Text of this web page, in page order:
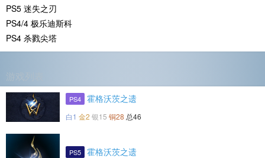
PS5 迷失之刃
PS4/4 极乐迪斯科
PS4 杀戮尖塔
PS4 霍格沃茨之遗
白1 金2 银15 铜28 总46
PS5 霍格沃茨之遗